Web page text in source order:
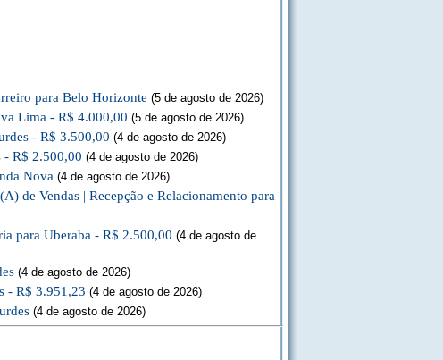
para Belo Horizonte (5 de agosto de 2026)
Lima - R$ 4.000,00 (5 de agosto de 2026)
- R$ 3.500,00 (4 de agosto de 2026)
- R$ 2.500,00 (4 de agosto de 2026)
Nova (4 de agosto de 2026)
de Vendas | Recepção e Relacionamento para
para Uberaba - R$ 2.500,00 (4 de agosto de
(4 de agosto de 2026)
- R$ 3.951,23 (4 de agosto de 2026)
(4 de agosto de 2026)